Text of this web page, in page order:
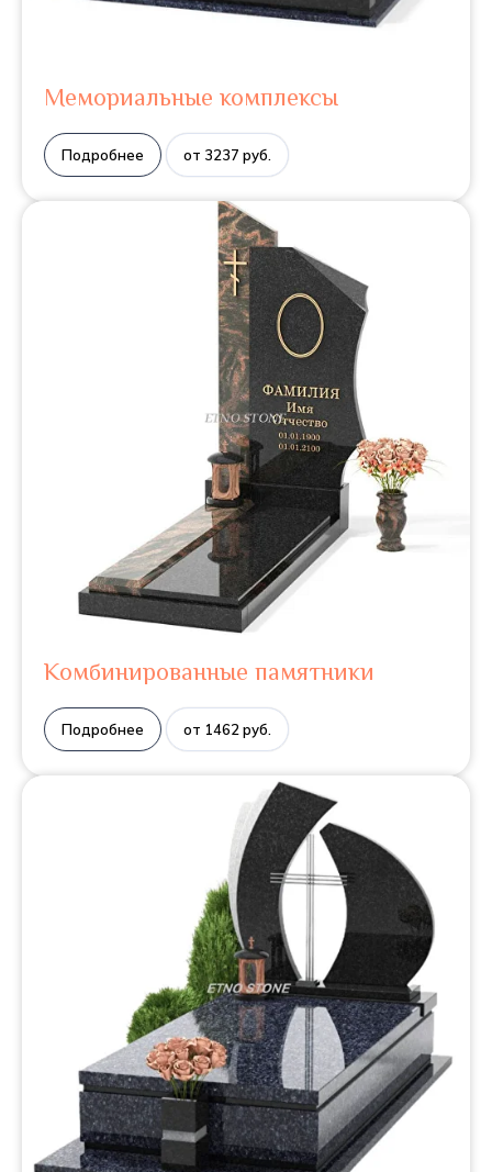
Мемориальные комплексы
Подробнее от 3237 руб.
Комбинированные памятники
Подробнее от 1462 руб.